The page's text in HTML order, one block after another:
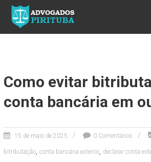
ADVOGADOS PIRITUBA
Precisando de advogado? Entre em contato!
Fazemos toda a assessoria que você
Como evitar
conta bancária em
15 de maio de 2025 0 Comentários
bitributação, conta bancária exterior, declarar conta